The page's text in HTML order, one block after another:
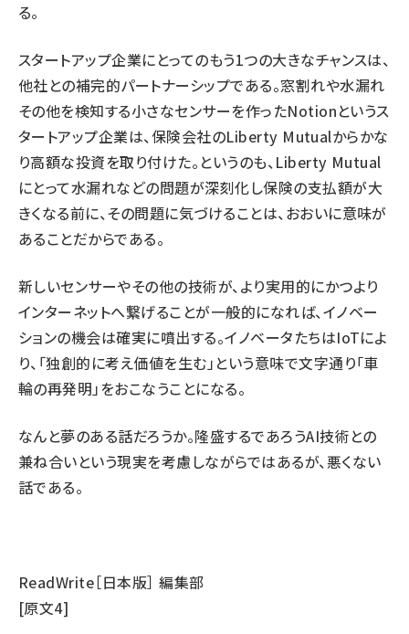
る。
スタートアップ企業にとってのもう1つの大きなチャンスは、
他社との補完的パートナーシップである。窓割れや水漏れ
その他を検知する小さなセンサーを作ったNotionというス
タートアップ企業は、保険会社のLiberty Mutualからかな
り高額な投資を取り付けた。というのも、Liberty Mutual
にとって水漏れなどの問題が深刻化し保険の支払額が大
きくなる前に、その問題に気づけることは、おおいに意味が
あることだからである。
新しいセンサーやその他の技術が、より実用的にかつより
インターネットへ繋げることが一般的になれば、イノベー
ションの機会は確実に噴出する。イノベータたちはIoTによ
り、「独創的に考え価値を生む」という意味で文字通り「車
輪の再発明」をおこなうことになる。
なんと夢のある話だろうか。隆盛するであろうAI技術との
兼ね合いという現実を考慮しながらではあるが、悪くない
話である。
ReadWrite［日本版］ 編集部
[原文4]